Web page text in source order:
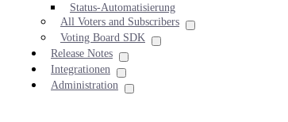
Status-Automatisierung
All Voters and Subscribers
Voting Board SDK
Release Notes
Integrationen
Administration